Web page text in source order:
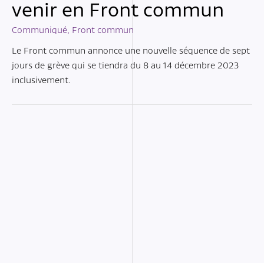
venir en Front commun
Communiqué Front commun
Le Front commun annonce une nouvelle séquence de sept
jours de grève qui se tiendra du 8 au 14 décembre 2023
inclusivement.